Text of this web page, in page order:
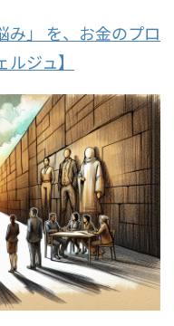
み」 を、お金のプロ
ジュ】